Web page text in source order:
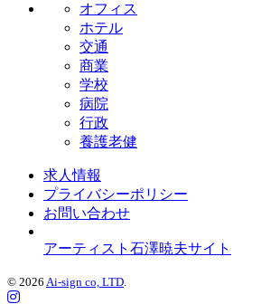
オフィス
ホテル
交通
商業
学校
病院
行政
養護老健
求人情報
プライバシーポリシー
お問い合わせ
アーティスト石澤暁夫サイト
© 2026 Ai-sign co, LTD.